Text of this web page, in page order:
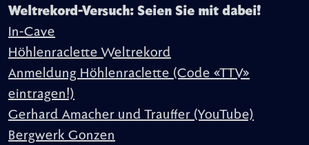
Weltrekord-Versuch: Seien Sie mit dabei!
In-Cave
Höhlenraclette Weltrekord
Anmeldung Höhlenraclette (Code «TTV»
eintragen!)
Gerhard Amacher und Trauffer (YouTube)
Bergwerk Gonzen